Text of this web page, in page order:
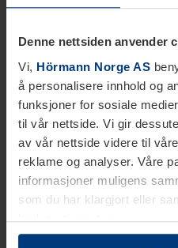
Denne nettsiden anvender
Vi, Hörmann Norge AS
å personalisere innhold og
funksjoner for sosiale
til vår nettside. Vi gir
av vår nettside videre til
reklame og analyser. Våre
informasjoner muligens
som du har klargjort eller
bruk av tjenestene.
Etter loven kan vi lagre